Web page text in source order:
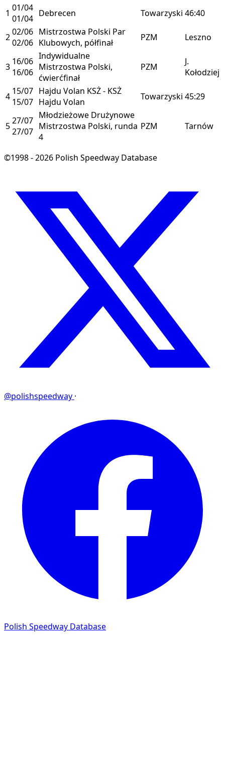
1 01/04
01/04 Debrecen Towarzyski 46:40
202/06
02/06
Mistrzostwa Polski Par
Klubowych, półfinał
PZM Leszno
3 16/06
16/06
Indywidualne
Mistrzostwa Polski,
ćwierćfinał
PZM
J.
Kołodziej
4 15/07
15/07
Hajdu Volan KSŻ - KSŻ
Hajdu Volan
Towarzyski 45:29
527/07
27/07
Młodzieżowe Drużynowe
Mistrzostwa Polski, runda
4
PZM Tarnów
©1998 - 2026 Polish Speedway Database
@polishspeedway ·
Polish Speedway Database